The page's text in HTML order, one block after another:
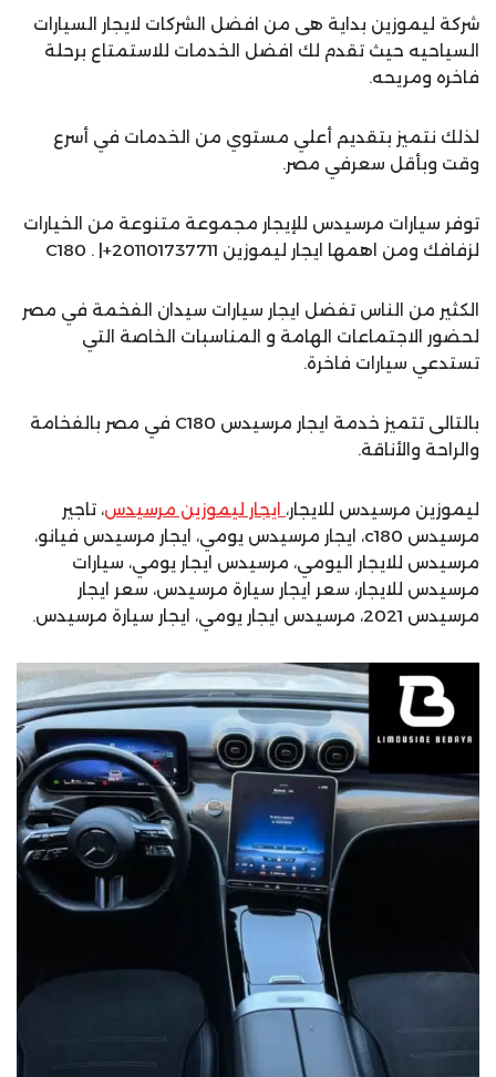
شركة ليموزين بداية هى من افضل الشركات لايجار السيارات
السياحيه حيث تقدم لك افضل الخدمات للاستمتاع برحلة
فاخره ومريحه.
لذلك نتميز بتقديم أعلي مستوي من الخدمات في أسرع
وقت وبأقل سعرفي مصر.
توفر سيارات مرسيدس للإيجار مجموعة متنوعة من الخيارات
لزفافك ومن اهمها ايجار ليموزين C180 . |+201101737711
الكثير من الناس تفضل ايجار سيارات سيدان الفخمة في مصر
لحضور الاجتماعات الهامة و المناسبات الخاصة التي
تستدعي سيارات فاخرة.
بالتالى تتميز خدمة ايجار مرسيدس C180 في مصر بالفخامة
والراحة والأناقة.
ليموزين مرسيدس للايجار، ايجار ليموزين مرسيدس، تاجير
مرسيدس c180، ايجار مرسيدس يومي، ايجار مرسيدس فيانو،
مرسيدس للايجار اليومي، مرسيدس ايجار يومي، سيارات
مرسيدس للايجار، سعر ايجار سيارة مرسيدس، سعر ايجار
مرسيدس 2021، مرسيدس ايجار يومي، ايجار سيارة مرسيدس.